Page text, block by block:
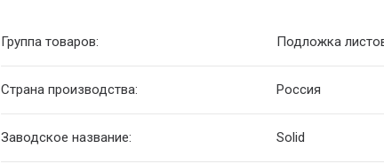
Группа товаров: Подложка
Страна производства: Россия
Заводское название: Solid